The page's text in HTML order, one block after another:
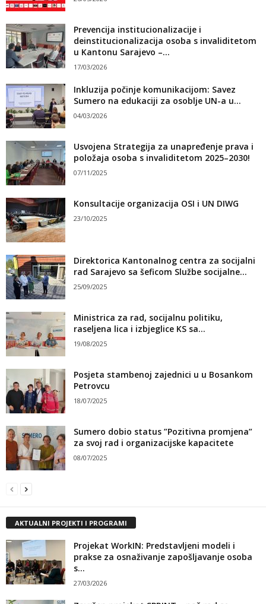
Prevencija institucionalizacije i
deinstitucionalizacija osoba s invaliditetom
u Kantonu Sarajevo –...
17/03/2026
Inkluzija počinje komunikacijom: Savez
Sumero na edukaciji za osoblje UN-a u...
04/03/2026
Usvojena Strategija za unapređenje prava i
položaja osoba s invaliditetom 2025–2030!
07/11/2025
Konsultacije organizacija OSI i UN DIWG
23/10/2025
Direktorica Kantonalnog centra za socijalni
rad Sarajevo sa šeficom Službe socijalne...
25/09/2025
Ministrica za rad, socijalnu politiku,
raseljena lica i izbjeglice KS sa...
19/08/2025
Posjeta stambenoj zajednici u u Bosankom
Petrovcu
18/07/2025
Sumero dobio status ”Pozitivna promjena”
za svoj rad i organizacijske kapacitete
08/07/2025
AKTUALNI PROJEKTI I PROGRAMI
Projekat WorkIN: Predstavljeni modeli i
prakse za osnaživanje zapošljavanje osoba
s...
27/03/2026